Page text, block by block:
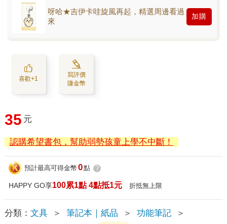
呀哈★吉伊卡哇旋風再起，精選周邊看過
來
加購
喜歡+1
寫評價
賺金幣
35 元
認購希望書包，幫助弱勢孩童上學不中斷！
預計最高可得金幣 0點 ?
HAPPY GO享100累1點 4點抵1元 折抵無上限
分類： 文具 ＞ 筆記本｜紙品 ＞ 功能筆記
＞